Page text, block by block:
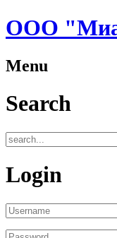
ООО
Menu
Search
Login